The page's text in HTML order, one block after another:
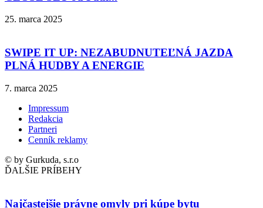
25. marca 2025
SWIPE IT UP: NEZABUDNUTEĽNÁ JAZDA
PLNÁ HUDBY A ENERGIE
7. marca 2025
Impressum
Redakcia
Partneri
Cenník reklamy
© by Gurkuda, s.r.o
ĎALŠIE PRÍBEHY
Najčastejšie právne omyly pri kúpe bytu